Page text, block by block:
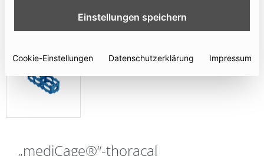
„mediCage®“-thoracal
Einstellungen speichern
Cookie-Einstellungen Datenschutzerklärung Impressum